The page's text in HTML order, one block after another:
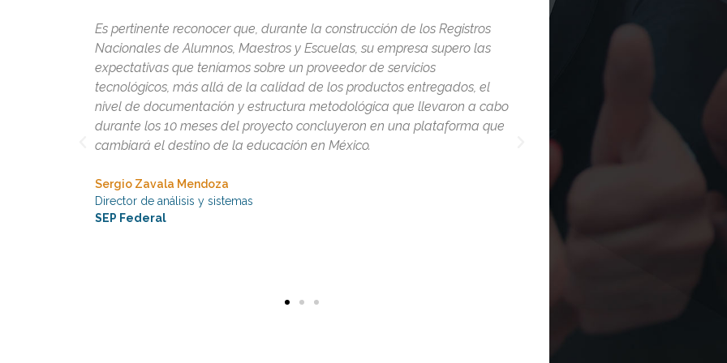
Me permito expresarles mi más sincero y profundo agradecimiento ya
que los impactos que hemos tenido producto de su consultoría han sido
más que favorables mostrando niveles de eficiencia en indicadores del
99.995 por lo que superaron por mucho nuestras expectativas, hoy
nuestros procesos en almacén y distribución operan en un modelo de
procesos altamente efectivo.
Director de Operaciones
Corporativo Inalarm
Siempre tuvimos el sueño de
nuestra planta de
sucursales, destinamos
lograrlo y no habíamos
que agradecer a todo su
un modelo de procesos que
nuestras unidades de
reglas de negocio y nuestras,
total sincronía.
Ivette Autrique
Vicepresidente